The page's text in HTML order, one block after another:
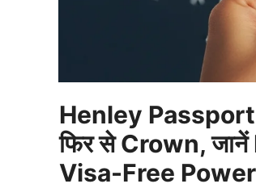
Henley
फिर से Crown,
Visa-Free Power